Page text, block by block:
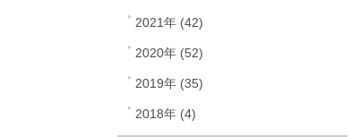
2021年 (42)
2020年 (52)
2019年 (35)
2018年 (4)